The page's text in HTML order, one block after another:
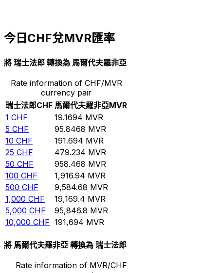
今日CHF兌MVR匯率
將 瑞士法郎 轉換為 馬爾代夫羅非亞
Rate information of CHF/MVR
currency pair
瑞士法郎CHF 馬爾代夫羅非亞MVR
1 CHF 19.1694 MVR
5 CHF 95.8468 MVR
10 CHF 191.694 MVR
25 CHF 479.234 MVR
50 CHF 958.468 MVR
100 CHF 1,916.94 MVR
500 CHF 9,584.68 MVR
1,000 CHF 19,169.4 MVR
5,000 CHF 95,846.8 MVR
10,000 CHF 191,694 MVR
將 馬爾代夫羅非亞 轉換為 瑞士法郎
Rate information of MVR/CHF